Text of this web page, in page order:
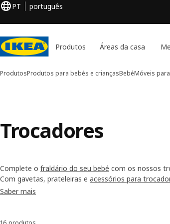
PT português
Produtos Áreas da casa
ProdutosProdutos para bebés e criançasBebéMóveis
Trocadores
Complete o fraldário do seu bebé com os nossos
Com gavetas, prateleiras e acessórios para
e ainda deixam espaço para
Saber mais